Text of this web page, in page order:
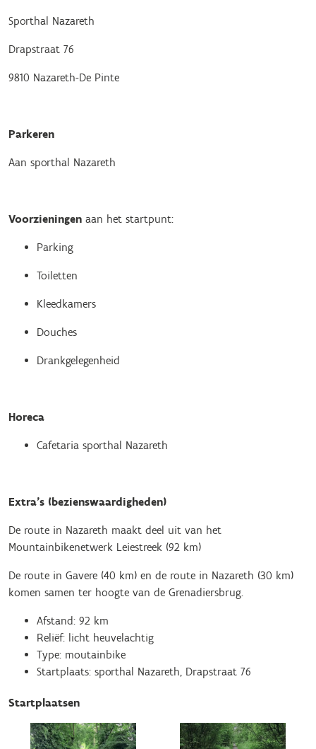
Sporthal Nazareth
Drapstraat 76
9810 Nazareth-De Pinte
Parkeren
Aan sporthal Nazareth
Voorzieningen aan het startpunt:
Parking
Toiletten
Kleedkamers
Douches
Drankgelegenheid
Horeca
Cafetaria sporthal Nazareth
Extra’s (bezienswaardigheden)
De route in Nazareth maakt deel uit van het
Mountainbikenetwerk Leiestreek (92 km)
De route in Gavere (40 km) en de route in Nazareth (30 km)
komen samen ter hoogte van de Grenadiersbrug.
Afstand: 92 km
Reliëf: licht heuvelachtig
Type: moutainbike
Startplaats: sporthal Nazareth, Drapstraat 76
Startplaatsen